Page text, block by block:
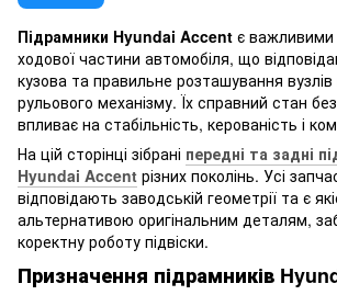
Підрамники Hyundai Accent є
ходової частини автомобіля, що
кузова та правильне розташування вузлів
рульового механізму. Їх справний стан
впливає на стабільність, керованість і
На цій сторінці зібрані передні та задні
Hyundai Accent різних поколінь. Усі
відповідають заводській геометрії та є
альтернативою оригінальним деталям,
коректну роботу підвіски.
Призначення підрамників